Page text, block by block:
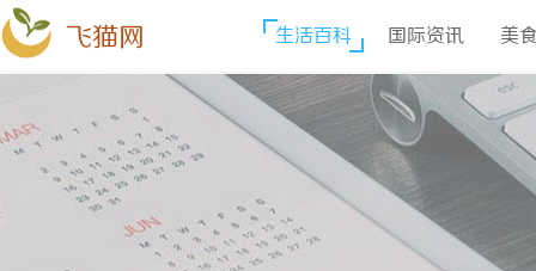
飞猫网 生活百科 国际资讯 美